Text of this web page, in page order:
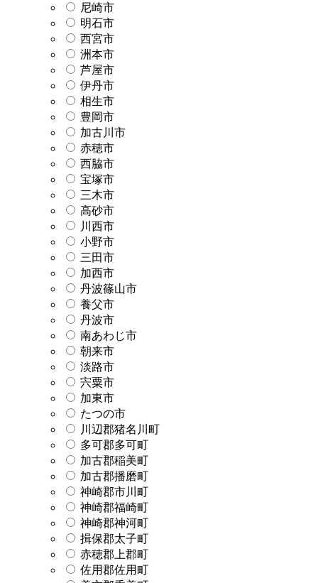
尼崎市
明石市
西宮市
洲本市
芦屋市
伊丹市
相生市
豊岡市
加古川市
赤穂市
西脇市
宝塚市
三木市
高砂市
川西市
小野市
三田市
加西市
丹波篠山市
養父市
丹波市
南あわじ市
朝来市
淡路市
宍粟市
加東市
たつの市
川辺郡猪名川町
多可郡多可町
加古郡稲美町
加古郡播磨町
神崎郡市川町
神崎郡福崎町
神崎郡神河町
揖保郡太子町
赤穂郡上郡町
佐用郡佐用町